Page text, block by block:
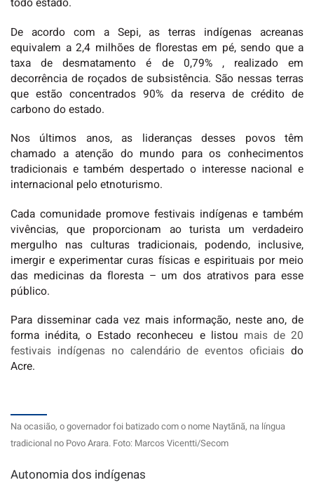
todo estado.
De acordo com a Sepi, as terras indígenas acreanas
equivalem a 2,4 milhões de florestas em pé, sendo que a
taxa de desmatamento é de 0,79% , realizado em
decorrência de roçados de subsistência. São nessas terras
que estão concentrados 90% da reserva de crédito de
carbono do estado.
Nos últimos anos, as lideranças desses povos têm
chamado a atenção do mundo para os conhecimentos
tradicionais e também despertado o interesse nacional e
internacional pelo etnoturismo.
Cada comunidade promove festivais indígenas e também
vivências, que proporcionam ao turista um verdadeiro
mergulho nas culturas tradicionais, podendo, inclusive,
imergir e experimentar curas físicas e espirituais por meio
das medicinas da floresta – um dos atrativos para esse
público.
Para disseminar cada vez mais informação, neste ano, de
forma inédita, o Estado reconheceu e listou mais de 20
festivais indígenas no calendário de eventos oficiais do
Acre.
Na ocasião, o governador foi batizado com o nome Naytãnã, na língua
tradicional no Povo Arara. Foto: Marcos Vicentti/Secom
Autonomia dos indígenas